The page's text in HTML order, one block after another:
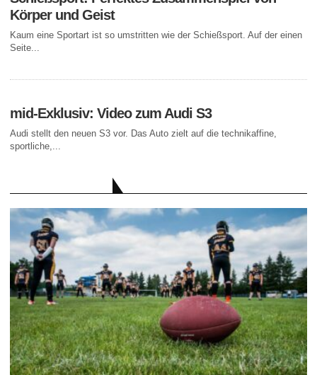
Körper und Geist
Kaum eine Sportart ist so umstritten wie der Schießsport. Auf der einen
Seite...
mid-Exklusiv: Video zum Audi S3
Audi stellt den neuen S3 vor. Das Auto zielt auf die technikaffine,
sportliche,...